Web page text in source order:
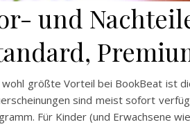
und
größte Vorteil bei BookBeat ist
sind meist sofort
Für Kinder (und Erwachsene